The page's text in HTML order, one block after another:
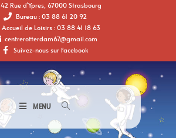
42 Rue d'Ypres, 67000 Strasbourg
Bureau : 03 88 61 20 92
Accueil de Loisirs : 03 88 41 18 63
centrerotterdam67@gmail.com
Suivez-nous sur Facebook
MENU